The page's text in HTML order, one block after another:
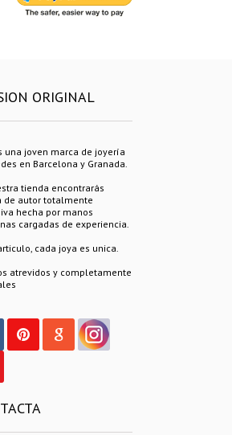
ORIGINAL
una joven marca de joyería
en Barcelona y Granada.
tienda encontrarás
de autor totalmente
hecha por manos
cargadas de experiencia.
cada joya es unica.
atrevidos y completamente